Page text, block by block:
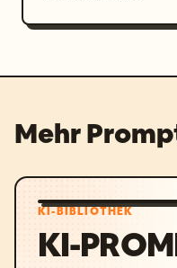
Mehr
KI-BIBLIOTHEK
KI-